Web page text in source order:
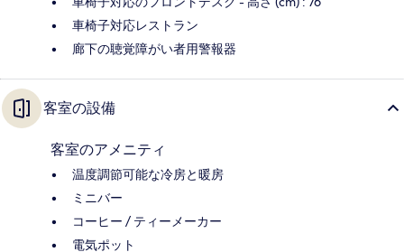
車椅子対応レストラン
廊下の聴覚障がい者用警報器
客室の設備
客室のアメニティ
温度調節可能な冷房と暖房
ミニバー
コーヒー / ティーメーカー
電気ポット